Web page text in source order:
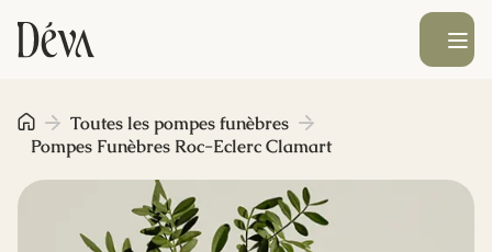
Obsèques
Prévoyance
Ouvrir le
Toutes les pompes funèbres
Pompes Funèbres Roc-Eclerc Clamart